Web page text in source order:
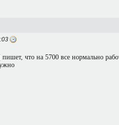
что на 5700 все нормально